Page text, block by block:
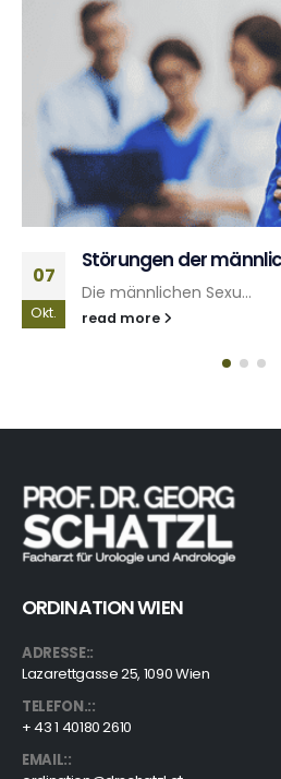
10
Juni
Das Prostatakarzinom
Die bösartige Erkra...
read more
ORDINATION WIEN
ADRESSE::
Lazarettgasse 25, 1090 Wien
TELEFON.::
+ 43 1 40180 2610
EMAIL::